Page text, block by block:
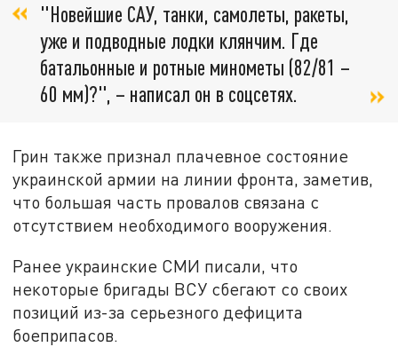
"Новейшие САУ, танки, самолеты, ракеты,
уже и подводные лодки клянчим. Где
батальонные и ротные минометы (82/81 –
60 мм)?", – написал он в соцсетях.
Грин также признал плачевное состояние
украинской армии на линии фронта, заметив,
что большая часть провалов связана с
отсутствием необходимого вооружения.
Ранее украинские СМИ писали, что
некоторые бригады ВСУ сбегают со своих
позиций из-за серьезного дефицита
боеприпасов.